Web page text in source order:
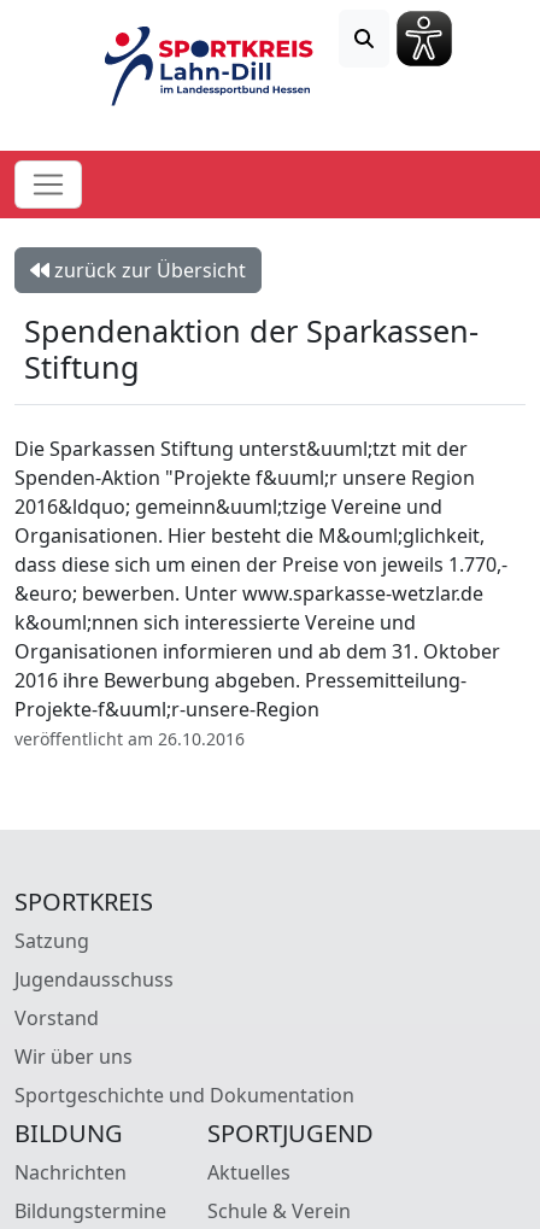
zurück zur Übersicht
Spendenaktion der Sparkassen-
Stiftung
Die Sparkassen Stiftung unterst&uuml;tzt mit der
Spenden-Aktion "Projekte f&uuml;r unsere Region
2016&ldquo; gemeinn&uuml;tzige Vereine und
Organisationen. Hier besteht die M&ouml;glichkeit,
dass diese sich um einen der Preise von jeweils 1.770,-
&euro; bewerben. Unter www.sparkasse-wetzlar.de
k&ouml;nnen sich interessierte Vereine und
Organisationen informieren und ab dem 31. Oktober
2016 ihre Bewerbung abgeben. Pressemitteilung-
Projekte-f&uuml;r-unsere-Region
veröffentlicht am 26.10.2016
SPORTKREIS
Satzung
Jugendausschuss
Vorstand
Wir über uns
Sportgeschichte und Dokumentation
BILDUNG
Nachrichten
Bildungstermine
SPORTJUGEND
Aktuelles
Schule & Verein